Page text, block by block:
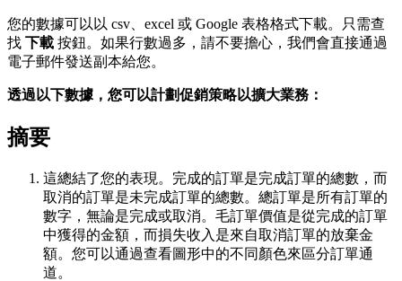
您的數據可以以 csv、excel 或 Google 表格格式下載。只需查
找 下載 按鈕。如果行數過多，請不要擔心，我們會直接通過
電子郵件發送副本給您。
透過以下數據，您可以計劃促銷策略以擴大業務：
摘要
這總結了您的表現。完成的訂單是完成訂單的總數，而
取消的訂單是未完成訂單的總數。總訂單是所有訂單的
數字，無論是完成或取消。毛訂單價值是從完成的訂單
中獲得的金額，而損失收入是來自取消訂單的放棄金
額。您可以通過查看圖形中的不同顏色來區分訂單通
道。